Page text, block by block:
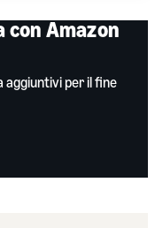
con Amazon
aggiuntivi per il fine